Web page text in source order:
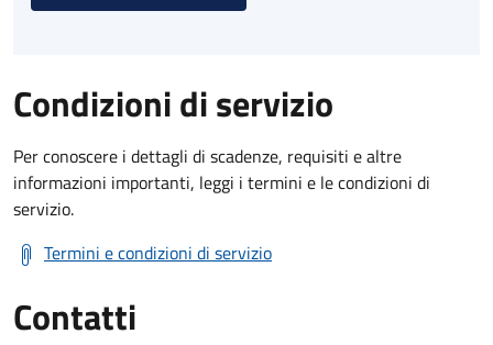
Condizioni di servizio
Per conoscere i dettagli di scadenze, requisiti e altre
informazioni importanti, leggi i termini e le condizioni di
servizio.
Termini e condizioni di servizio
Contatti